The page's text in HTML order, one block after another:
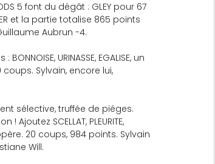
5 font du dégât : GLEY pour 67
et la partie totalise 865 points
Aubrun -4.
URINASSE, EGALISE, un
coups. Sylvain, encore lui,
sélective, truffée de piéges.
Ajoutez SCELLAT, PLEURITE,
20 coups, 984 points. Sylvain
Will.